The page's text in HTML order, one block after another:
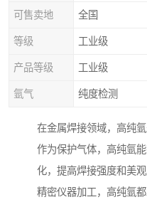
可售卖地 全国
等级 工业级
产品等级 工业级
氩气 纯度检测
在金属焊接领域，高纯
作为保护气体，高纯氩
化，提高焊接强度和美
精密仪器加工，高纯氩